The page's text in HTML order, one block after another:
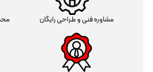
مشاوره فنی و طراحی رایگان